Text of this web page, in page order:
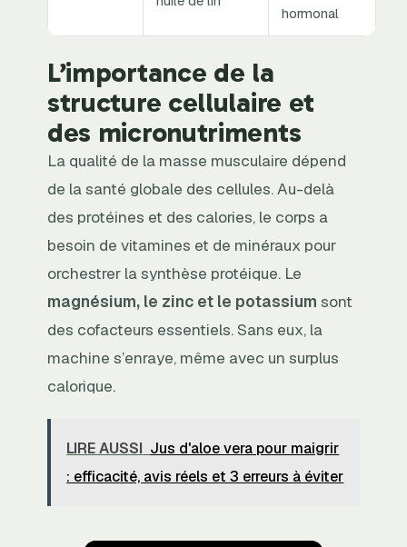
hormonal
L’importance de la
structure cellulaire et
des micronutriments
La qualité de la masse musculaire dépend
de la santé globale des cellules. Au-delà
des protéines et des calories, le corps a
besoin de vitamines et de minéraux pour
orchestrer la synthèse protéique. Le
magnésium, le zinc et le potassium sont
des cofacteurs essentiels. Sans eux, la
machine s’enraye, même avec un surplus
calorique.
LIRE AUSSI Jus d'aloe vera pour maigrir
: efficacité, avis réels et 3 erreurs à éviter